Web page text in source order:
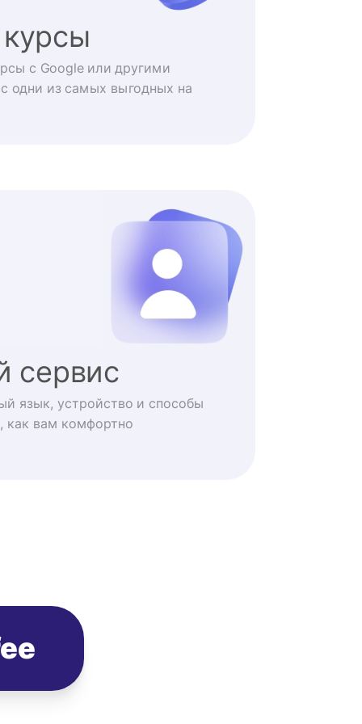
с Google или другими
одни из самых выгодных на
сервис
язык, устройство и способы
как вам комфортно